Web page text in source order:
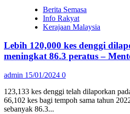
Berita Semasa
Info Rakyat
Kerajaan Malaysia
Lebih 120,000 kes denggi
meningkat 86.3 peratus –
admin 15/01/2024 0
123,133 kes denggi telah dilaporkan
66,102 kes bagi tempoh sama tahun
sebanyak 86.3...